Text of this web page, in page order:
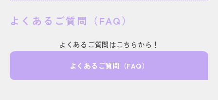
よくあるご質問（FAQ）
よくあるご質問はこちらから！
よくあるご質問（FAQ）